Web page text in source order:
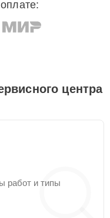
центра
работ и типы